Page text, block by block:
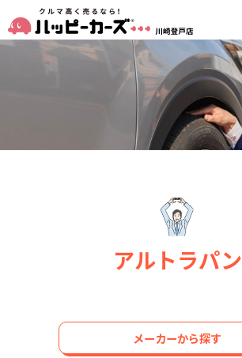
アルトラパン
メーカーから探す